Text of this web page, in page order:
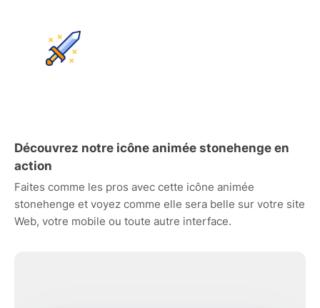
Découvrez notre icône animée stonehenge en
action
Faites comme les pros avec cette icône animée
stonehenge et voyez comme elle sera belle sur votre site
Web, votre mobile ou toute autre interface.